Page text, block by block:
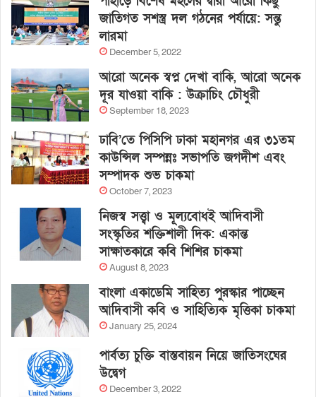
জাতিগত সশস্ত্র দল গঠনের পর্যায়ে: সন্তু
লারমা
December 5, 2022
আরো অনেক স্বপ্ন দেখা বাকি, আরো অনেক
দূর যাওয়া বাকি : উক্রাচিং চৌধুরী
September 18, 2023
ঢাবি’তে পিসিপি ঢাকা মহানগর এর ৩১তম
কাউন্সিল সম্পন্নঃ সভাপতি জগদীশ এবং
সম্পাদক শুভ চাকমা
October 7, 2023
নিজস্ব সত্ত্বা ও মূল্যবোধই আদিবাসী
সংস্কৃতির শক্তিশালী দিক: একান্ত
সাক্ষাতকারে কবি শিশির চাকমা
August 8, 2023
বাংলা একাডেমি সাহিত্য পুরস্কার পাচ্ছেন
আদিবাসী কবি ও সাহিত্যিক মৃত্তিকা চাকমা
January 25, 2024
পার্বত্য চুক্তি বাস্তবায়ন নিয়ে জাতিসংঘের
উদ্বেগ
December 3, 2022